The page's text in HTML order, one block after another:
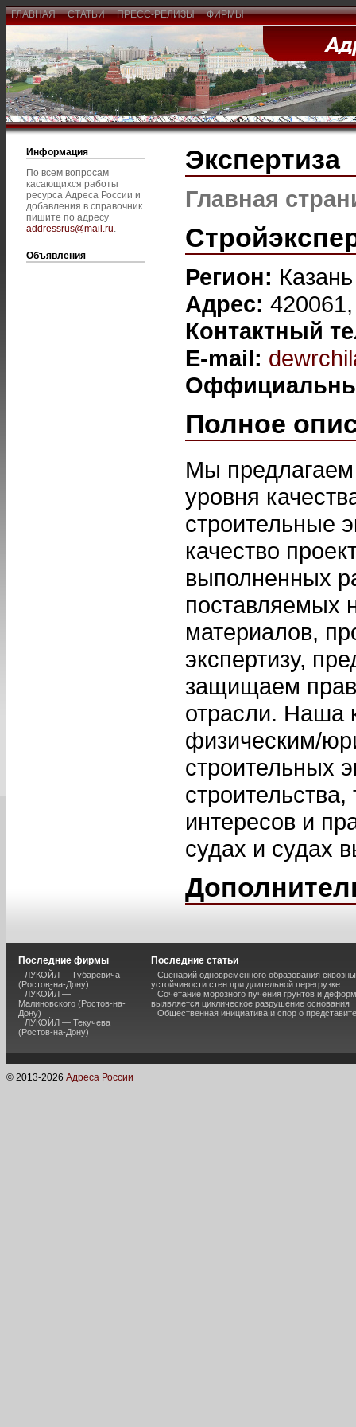
ГЛАВНАЯ СТАТЬИ ПРЕСС-РЕЛИЗЫ ФИРМЫ
Информация
По всем вопросам
касающихся работы
ресурса Адреса России и
добавления в справочник
пишите по адресу
addressrus@mail.ru.
Объявления
Экспертиза
Главная
Регион: Казань
Адрес:
Контактный
E-mail:
Полное
Мы предлагаем
уровня
строительные
качество
выполненных
поставляемых
материалов,
экспертизу,
защищаем
отрасли. Наша
физическим/
строительных
интересов и
судах и судах
Последние фирмы
ЛУКОЙЛ — Губаревича
(Ростов-на-Дону)
ЛУКОЙЛ —
Малиновского (Ростов-на-
Дону)
ЛУКОЙЛ — Текучева
(Ростов-на-Дону)
Последние статьи
Сценарий одновременного образования
устойчивости стен при длительной перегрузке
Сочетание морозного пучения грунтов и
выявляется циклическое разрушение основания
Общественная инициатива и спор о
© 2013-2026 Адреса России